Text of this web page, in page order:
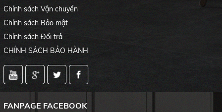
Chính sách Vận chuyển
Chính sách Bảo mật
Chính sách Đổi trả
CHÍNH SÁCH BẢO HÀNH
FANPAGE FACEBOOK